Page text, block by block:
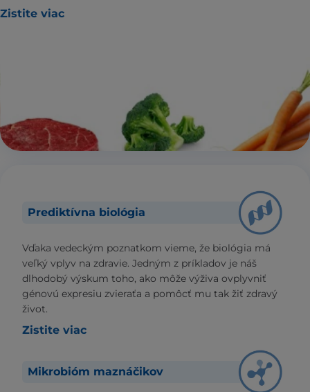
Zistite viac
Prediktívna biológia
Vďaka vedeckým poznatkom vieme, že biológia má
veľký vplyv na zdravie. Jedným z príkladov je náš
dlhodobý výskum toho, ako môže výživa ovplyvniť
génovú expresiu zvieraťa a pomôcť mu tak žiť zdravý
život.
Zistite viac
Mikrobióm maznáčikov